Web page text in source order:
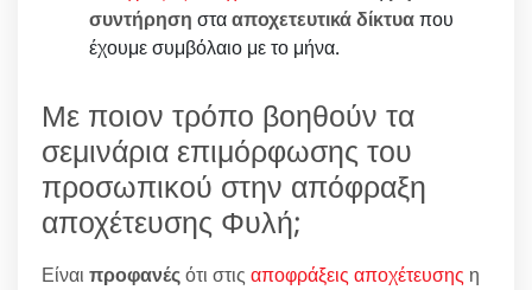
συντήρηση στααποχετευτικά δίκτυαπου
έχουμε συμβόλαιο με το μήνα.
Με ποιον τρόπο βοηθούν τα
σεμινάρια επιμόρφωσης του
προσωπικού στην απόφραξη
αποχέτευσης Φυλή;
Είναι προφανέςότι στις αποφράξεις αποχέτευσης η